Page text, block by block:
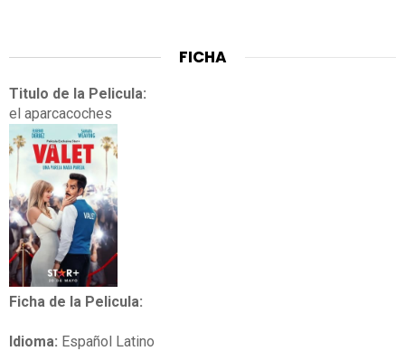
FICHA
Titulo de la Pelicula:
el aparcacoches
Ficha de la Pelicula:
Idioma: Español Latino